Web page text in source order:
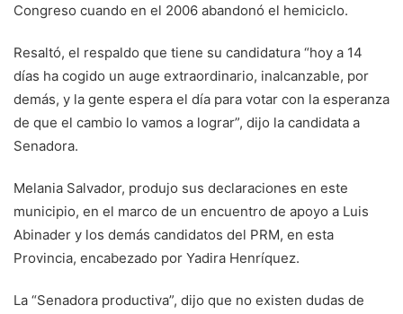
Congreso cuando en el 2006 abandonó el hemiciclo.
Resaltó, el respaldo que tiene su candidatura “hoy a 14
días ha cogido un auge extraordinario, inalcanzable, por
demás, y la gente espera el día para votar con la esperanza
de que el cambio lo vamos a lograr”, dijo la candidata a
Senadora.
Melania Salvador, produjo sus declaraciones en este
municipio, en el marco de un encuentro de apoyo a Luis
Abinader y los demás candidatos del PRM, en esta
Provincia, encabezado por Yadira Henríquez.
La “Senadora productiva”, dijo que no existen dudas de